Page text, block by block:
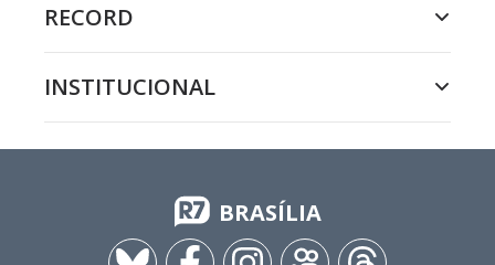
RECORD
INSTITUCIONAL
BRASÍLIA